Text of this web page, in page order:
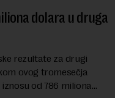
dolara u druga
rezultate za drugi
ovog tromesečja
od 786 miliona